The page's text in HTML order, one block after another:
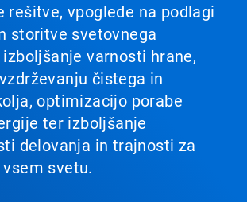
rešitve, vpoglede na podlagi
storitve svetovnega
varnosti hrane,
čistega in
optimizacijo porabe
ter izboljšanje
delovanja in trajnosti za
svetu.